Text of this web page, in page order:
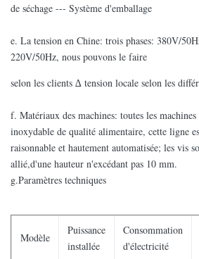
de séchage --- Système d'emballage
e. La tension en Chine: trois phases: 380V/
220V/50Hz, nous pouvons le faire
selon les clients ∆ tension locale selon les
f. Matériaux des machines: toutes les
inoxydable de qualité alimentaire, cette ligne
raisonnable et hautement automatisée; les vis
allié,d'une hauteur n'excédant pas 10 mm.
g.Paramètres techniques
Modèle
Puissance
installée
Consommation
d'électricité